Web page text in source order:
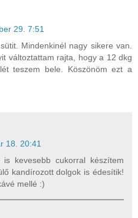
29. 7:51
Mindenkinél nagy sikere van.
változtattam rajta, hogy a 12 dkg
teszem bele. Köszönöm ezt a
18. 20:41
kevesebb cukorral készítem
kandírozott dolgok is édesítik!
mellé :)